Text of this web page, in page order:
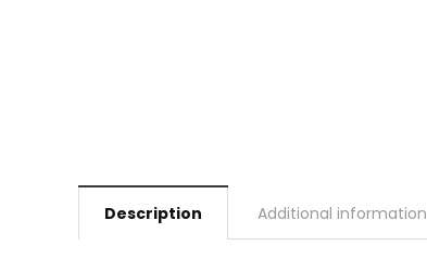
Description Additional information